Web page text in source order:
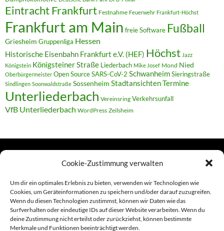
Cookie-Zustimmung verwalten
Um dir ein optimales Erlebnis zu bieten, verwenden wir Technologien wie
Cookies, um Geräteinformationen zu speichern und/oder darauf zuzugreifen.
Wenn du diesen Technologien zustimmst, können wir Daten wie das
Surfverhalten oder eindeutige IDs auf dieser Website verarbeiten. Wenn du
deine Zustimmung nicht erteilst oder zurückziehst, können bestimmte
Merkmale und Funktionen beeinträchtigt werden.
Eintracht Frankfurt Festnahme Feuerwehr Frankfurt-Höchst
Frankfurt am Main freie Software Fußball
Griesheim Gruppenliga Hessen
Historische Eisenbahn Frankfurt e.V. (HEF) Höchst Jazz
Königstein Königsteiner Straße Liederbach Mike Josef Mond Nied
Oberbürgermeister Open SourceSARS-CoV-2 SchwanheimSieringstraße
Sindlingen Soonwaldstraße Sossenheim StadtansichtenTermine
Unterliederbach Vereinsring Verkehrsunfall
VfB Unterliederbach WordPress Zeilsheim
Links
Amiga (alt in Seite)